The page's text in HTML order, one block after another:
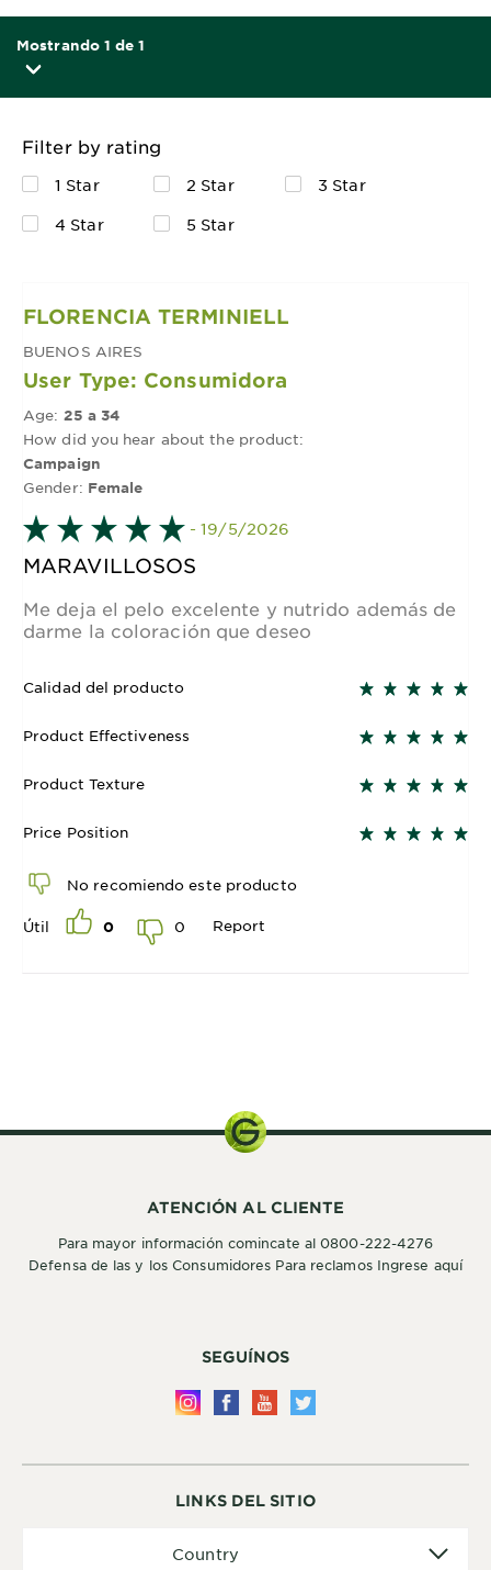
Mostrando 1 de 1
Filter by rating
1 Star 2 Star
3 Star
4 Star
5 Star
FLORENCIA TERMINIELL
BUENOS AIRES
User Type: Consumidora
Age: 25 a 34
How did you hear about the product:
Campaign
Gender: Female
- 19/5/2026
MARAVILLOSOS
Me deja el pelo excelente y nutrido además de
darme la coloración que deseo
Calidad del producto
Product Effectiveness
Product Texture
Price Position
No recomiendo este producto
Útil 0 0 Report
LINKS DEL SITIO
Country
SEGUÍNOS
ATENCIÓN AL CLIENTE
Para mayor información comincate al 0800-222-4276
Defensa de las y los Consumidores Para reclamos Ingrese aquí